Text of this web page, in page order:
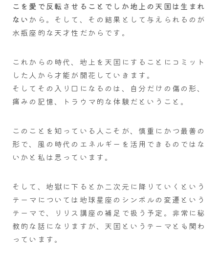
こを愛で反転させることでしか地上の天国は生まれ
ない から。そして、その結果として与えられるのが
水瓶座的な天才性だからです。
これからの時代、地上を天国にすることにコミット
した人から才能が開花していきます。
そしてその入り口になるのは、自分だけの傷の形、
痛みの記憶、トラウマ的な体験だということ。
このことを知っている人こそが、慎重にかつ最善の
形で、風の時代のエネルギーを活用できるのではな
いかと私は思っています。
そして、地獄に下るとか二次元に降りていくという
テーマについては地球星座のシンボルの変遷という
テーマで、リリス講座の補足で扱う予定。非常に秘
教的な話になりますが、天国というテーマとも関わ
っています。